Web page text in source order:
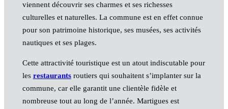
viennent découvrir ses charmes et ses richesses
culturelles et naturelles. La commune est en effet connue
pour son patrimoine historique, ses musées, ses activités
nautiques et ses plages.
Cette attractivité touristique est un atout indiscutable pour
les restaurantsroutiers qui souhaitent s’implanter sur la
commune, car elle garantit une clientèle fidèle et
nombreuse tout au long de l’année. Martigues est